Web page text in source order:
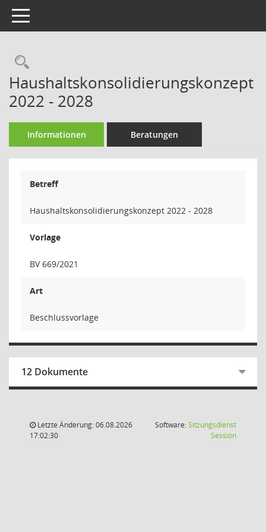
Toggle navigation
Rechercheauswahl
Haushaltskonsolidierungskonzept
2022 - 2028
Informationen Beratungen
Betreff
Haushaltskonsolidierungskonzept 2022 - 2028
Vorlage
BV 669/2021
Art
Beschlussvorlage
12 Dokumente
Letzte Änderung: 06.08.2026
17:02:30
Software:Sitzungsdienst
Session(Wird in